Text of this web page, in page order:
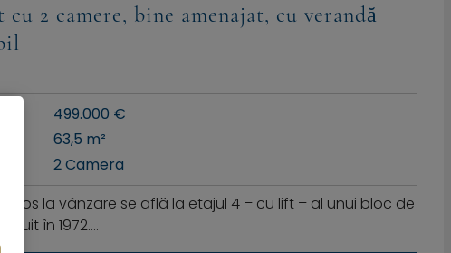
2 camere, bine amenajat, cu verandă
499.000 €
63,5 m²
2 Camera
la vânzare se află la etajul 4 – cu lift – al unui bloc de
în 1972.…